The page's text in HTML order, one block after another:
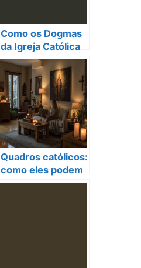
Como os Dogmas
da Igreja Católica
Podem Fortalecer
Sua Vida de
Oração e
Espiritualidade
Quadros católicos:
como eles podem
renovar sua fé e